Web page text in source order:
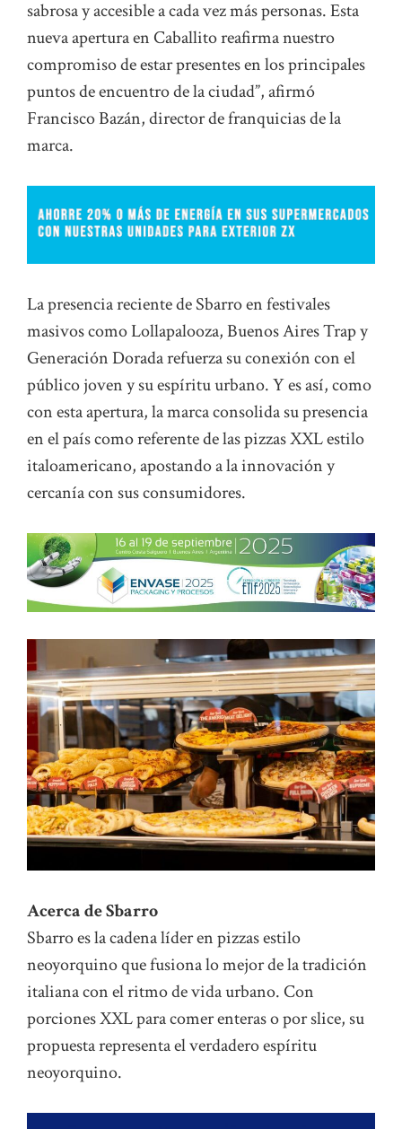
sabrosa y accesible a cada vez más personas. Esta
nueva apertura en Caballito reafirma nuestro
compromiso de estar presentes en los principales
puntos de encuentro de la ciudad”, afirmó
Francisco Bazán, director de franquicias de la
marca.
La presencia reciente de Sbarro en festivales
masivos como Lollapalooza, Buenos Aires Trap y
Generación Dorada refuerza su conexión con el
público joven y su espíritu urbano. Y es así, como
con esta apertura, la marca consolida su presencia
en el país como referente de las pizzas XXL estilo
italoamericano, apostando a la innovación y
cercanía con sus consumidores.
Acerca de Sbarro
Sbarro es la cadena líder en pizzas estilo
neoyorquino que fusiona lo mejor de la tradición
italiana con el ritmo de vida urbano. Con
porciones XXL para comer enteras o por slice, su
propuesta representa el verdadero espíritu
neoyorquino.